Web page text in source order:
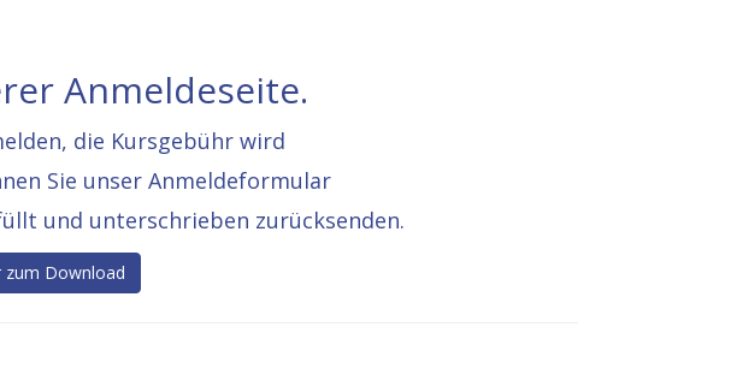
Anmeldeseite.
die Kursgebühr wird
Sie unser Anmeldeformular
und unterschrieben zurücksenden.
zum Download